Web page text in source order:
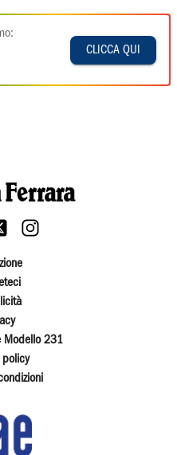
CLICCA QUI
Modello 231
policy